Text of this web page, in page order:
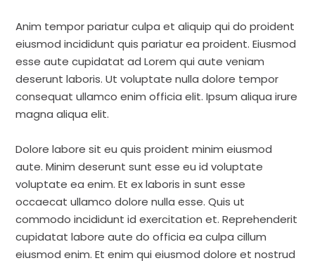
Anim tempor pariatur culpa et aliquip qui do proident
eiusmod incididunt quis pariatur ea proident. Eiusmod
esse aute cupidatat ad Lorem qui aute veniam
deserunt laboris. Ut voluptate nulla dolore tempor
consequat ullamco enim officia elit. Ipsum aliqua irure
magna aliqua elit.
Dolore labore sit eu quis proident minim eiusmod
aute. Minim deserunt sunt esse eu id voluptate
voluptate ea enim. Et ex laboris in sunt esse
occaecat ullamco dolore nulla esse. Quis ut
commodo incididunt id exercitation et. Reprehenderit
cupidatat labore aute do officia ea culpa cillum
eiusmod enim. Et enim qui eiusmod dolore et nostrud